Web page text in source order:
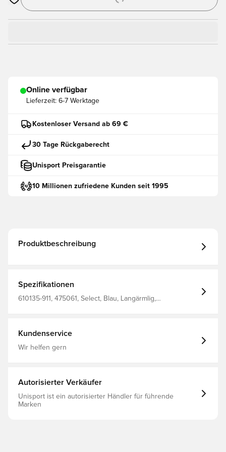
Öffnet ein neues Fenster zum Anmelden oder Registrieren
Online verfügbar
Lieferzeit: 6-7 Werktage
Kostenloser Versand ab 69 €
30 Tage Rückgaberecht
Unisport Preisgarantie
10 Millionen zufriedene Kunden seit 1995
Produktbeschreibung
Spezifikationen
610135-911, 475061, Select, Blau, Langärmlig,
Kundenservice
Wir helfen gern
Autorisierter Verkäufer
Unisport ist ein autorisierter Händler für führende
Marken